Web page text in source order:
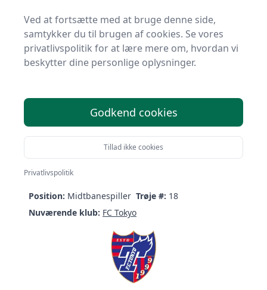
Kento Hashimoto
Født:16/08-1993 (32 år) Nationalitet:Japan
Højde:182 cm
Position: Midtbanespiller Trøje #: 18
Nuværende klub: FC Tokyo
Ved at fortsætte med at bruge denne side,
samtykker du til brugen af cookies. Se vores
privatlivspolitik for at lære mere om, hvordan vi
beskytter dine personlige oplysninger.
Godkend cookies
Tillad ikke cookies
Privatlivspolitik